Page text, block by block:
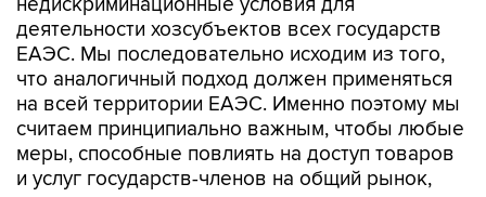
ЕАЭС. Мы последовательно исходим из того,
что аналогичный подход должен применяться
на всей территории ЕАЭС. Именно поэтому мы
считаем принципиально важным, чтобы любые
меры, способные повлиять на доступ товаров
и услуг государств-членов на общий рынок,
принимались исключительно в соответствии с
правом ЕАЭС, на основе согласованных